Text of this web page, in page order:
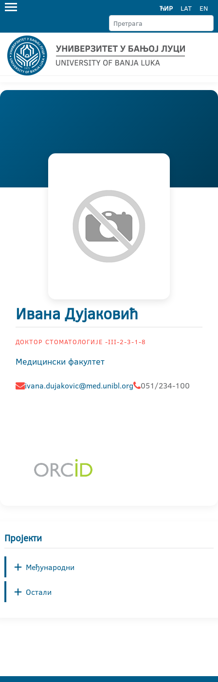
ЋИР LAT EN
Ивана Дујаковић
ДОКТОР СТОМАТОЛОГИЈЕ -III-2-3-1-8
Медицински факултет
ivana.dujakovic@med.unibl.org 051/234-100
Пројекти
Међународни
Остали